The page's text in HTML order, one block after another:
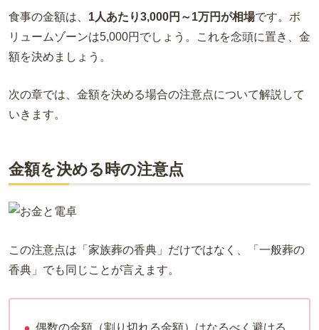
食事の金額は、 1人あたり3,000円～1万円が相場です。ボ
リュームゾーンは5,000円でしょう。これを念頭に置き、金
額を決め ましょう。
次の章では、金額を決める場合の注意点について解説して
いきます。
金額を決める時の注意点
この注意点は「家族葬の香典」だけではなく、「一般葬の
香典」でも同じことが言え ます。